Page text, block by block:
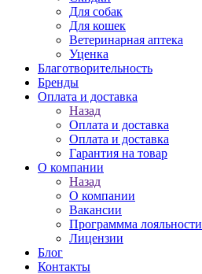
Для собак
Для кошек
Ветеринарная аптека
Уценка
Благотворительность
Бренды
Оплата и доставка
Назад
Оплата и доставка
Оплата и доставка
Гарантия на товар
О компании
Назад
О компании
Вакансии
Программма лояльности
Лицензии
Блог
Контакты